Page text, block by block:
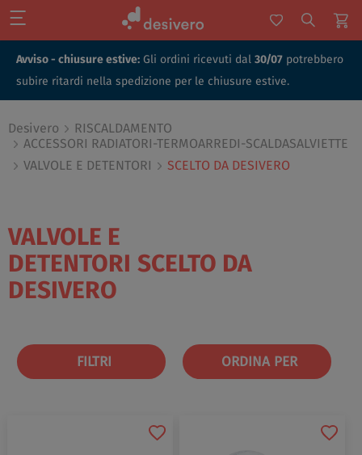
Avviso - chiusure estive: Gli ordini ricevuti dal 30/07 potrebbero
subire ritardi nella spedizione per le chiusure estive.
Desivero
RISCALDAMENTO
ACCESSORI RADIATORI-TERMOARREDI-SCALDASALVIETTE
VALVOLE E DETENTORI
SCELTO DA DESIVERO
VALVOLE E
DETENTORI SCELTO DA
DESIVERO
FILTRI ORDINA PER